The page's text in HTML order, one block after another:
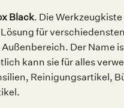
Black. Die Werkzeugkiste
für
Der Name
kann sie für alles
Reinigungsartikel,